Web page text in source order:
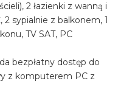
2 łazienki z wanną i
sypialnie z balkonem, 1
TV SAT, PC
bezpłatny dostęp do
z komputerem PC z